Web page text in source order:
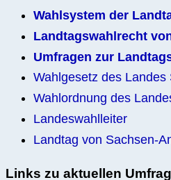
Wahlsystem der
Landtagswahlrecht
Umfragen zur
Wahlgesetz des
Wahlordnung des
Landeswahlleiter
Landtag von Sachsen-
Links zu aktuellen